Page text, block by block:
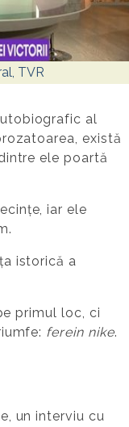
TVR
al
există
ele poartă
iar ele
istorică a
primul loc, ci
ferein nike.
un interviu cu